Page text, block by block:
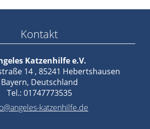
Kontakt
Katzenhilfe e.V.
14 , 85241 Hebertshausen
Bayern, Deutschland
Tel.: 01747773535
katzenhilfe.de